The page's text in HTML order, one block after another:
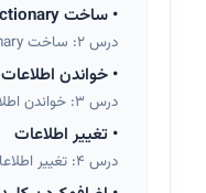
• ساخت Dictionary
درس 2: ساخت Dictionary
• خواندن اطلاعات
درس 3: خواندن اطلاعات
• تغییر اطلاعات
درس 4: تغییر اطلاعات